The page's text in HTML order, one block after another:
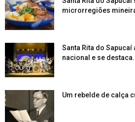
microrregiões
Santa Rita do
nacional e se
Um rebelde de calça